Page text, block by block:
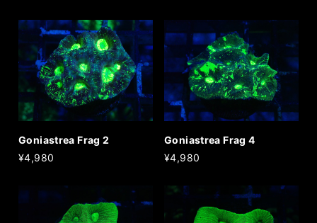
Goniastrea Frag 2
¥4,980
Goniastrea Frag 4
¥4,980